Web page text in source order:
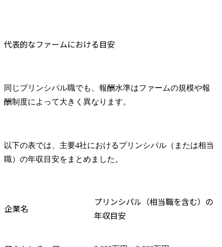
代表的なファームにおける目安
同じプリンシパル職でも、報酬水準はファームの規模や報
酬制度によって大きく異なります。
以下の表では、主要4社におけるプリンシパル（または相当
職）の年収目安をまとめました。
企業名
プリンシパル（相当職を含む）の
年収目安